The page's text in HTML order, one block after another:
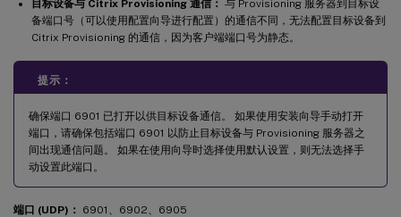
目标设备与 Citrix Provisioning 通信： 与 Provisioning 服务器到目标设
备端口号（可以使用配置向导进行配置）的通信不同，无法配置目标设备到
Citrix Provisioning 的通信，因为客户端端口号为静态。
提示：
确保端口 6901 已打开以供目标设备通信。 如果使用安装向导手动打开
端口，请确保包括端口 6901 以防止目标设备与 Provisioning 服务器之
间出现通信问题。 如果在使用向导时选择使用默认设置，则无法选择手
动设置此端口。
端口 (UDP)： 6901、6902、6905